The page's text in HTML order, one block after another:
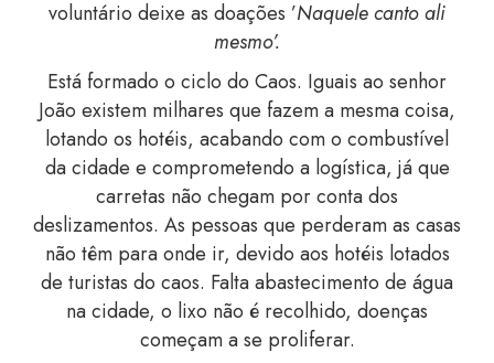
voluntário deixe as doações ’Naquele canto ali
mesmo’.
Está formado o ciclo do Caos. Iguais ao senhor
João existem milhares que fazem a mesma coisa,
lotando os hotéis, acabando com o combustível
da cidade e comprometendo a logística, já que
carretas não chegam por conta dos
deslizamentos. As pessoas que perderam as casas
não têm para onde ir, devido aos hotéis lotados
de turistas do caos. Falta abastecimento de água
na cidade, o lixo não é recolhido, doenças
começam a se proliferar.